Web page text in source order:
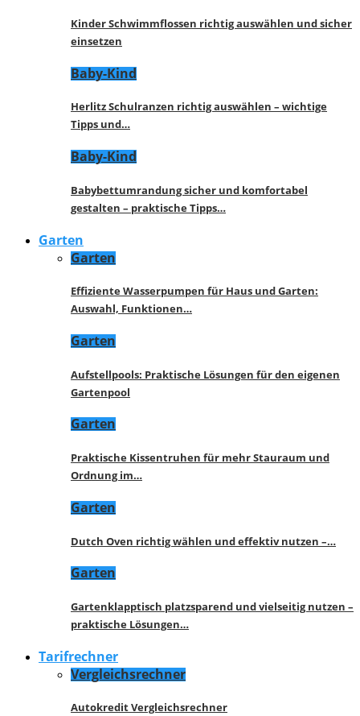
Kinder Schwimmflossen richtig auswählen und sicher
einsetzen
Baby-Kind
Herlitz Schulranzen richtig auswählen – wichtige
Tipps und…
Baby-Kind
Babybettumrandung sicher und komfortabel
gestalten – praktische Tipps…
Garten
Garten
Effiziente Wasserpumpen für Haus und Garten:
Auswahl, Funktionen…
Garten
Aufstellpools: Praktische Lösungen für den eigenen
Gartenpool
Garten
Praktische Kissentruhen für mehr Stauraum und
Ordnung im…
Garten
Dutch Oven richtig wählen und effektiv nutzen –…
Garten
Gartenklapptisch platzsparend und vielseitig nutzen –
praktische Lösungen…
Tarifrechner
Vergleichsrechner
Autokredit Vergleichsrechner